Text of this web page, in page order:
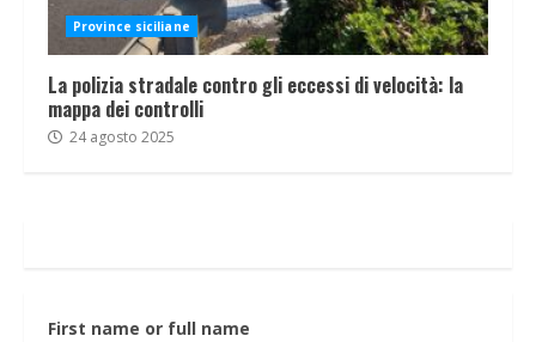
Province siciliane
La polizia stradale contro gli eccessi di velocità: la
mappa dei controlli
24 agosto 2025
First name or full name